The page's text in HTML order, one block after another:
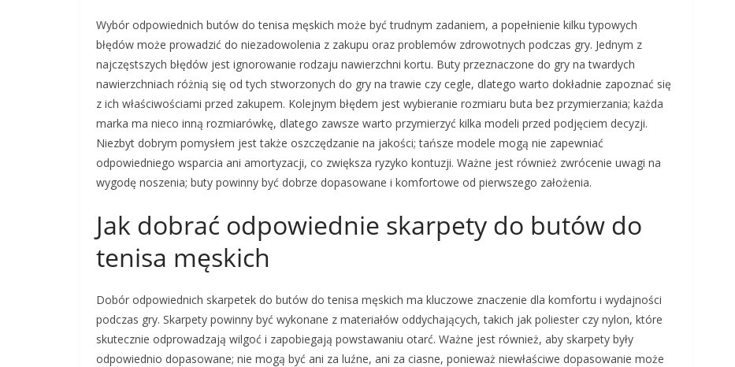
Wybór odpowiednich butów do tenisa męskich może być trudnym zadaniem, a popełnienie kilku typowych
błędów może prowadzić do niezadowolenia z zakupu oraz problemów zdrowotnych podczas gry. Jednym z
najczęstszych błędów jest ignorowanie rodzaju nawierzchni kortu. Buty przeznaczone do gry na twardych
nawierzchniach różnią się od tych stworzonych do gry na trawie czy cegle, dlatego warto dokładnie zapoznać się
z ich właściwościami przed zakupem. Kolejnym błędem jest wybieranie rozmiaru buta bez przymierzania; każda
marka ma nieco inną rozmiarówkę, dlatego zawsze warto przymierzyć kilka modeli przed podjęciem decyzji.
Niezbyt dobrym pomysłem jest także oszczędzanie na jakości; tańsze modele mogą nie zapewniać
odpowiedniego wsparcia ani amortyzacji, co zwiększa ryzyko kontuzji. Ważne jest również zwrócenie uwagi na
wygodę noszenia; buty powinny być dobrze dopasowane i komfortowe od pierwszego założenia.
Jak dobrać odpowiednie skarpety do butów do
tenisa męskich
Dobór odpowiednich skarpetek do butów do tenisa męskich ma kluczowe znaczenie dla komfortu i wydajności
podczas gry. Skarpety powinny być wykonane z materiałów oddychających, takich jak poliester czy nylon, które
skutecznie odprowadzają wilgoć i zapobiegają powstawaniu otarć. Ważne jest również, aby skarpety były
odpowiednio dopasowane; nie mogą być ani za luźne, ani za ciasne, ponieważ niewłaściwe dopasowanie może